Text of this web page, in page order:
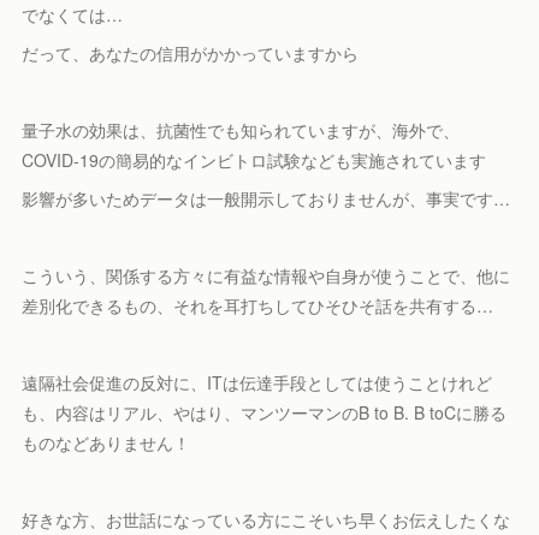
でなくては…
だって、あなたの信用がかかっていますから
量子水の効果は、抗菌性でも知られていますが、海外で、
COVID-19の簡易的なインビトロ試験なども実施されています
影響が多いためデータは一般開示しておりませんが、事実です…
こういう、関係する方々に有益な情報や自身が使うことで、他に
差別化できるもの、それを耳打ちしてひそひそ話を共有する…
遠隔社会促進の反対に、ITは伝達手段としては使うことけれど
も、内容はリアル、やはり、マンツーマンのB to B. B toCに勝る
ものなどありません！
好きな方、お世話になっている方にこそいち早くお伝えしたくな